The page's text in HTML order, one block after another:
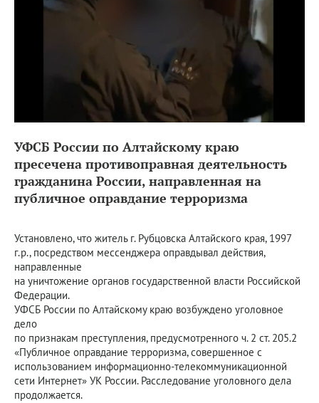
УФСБ России по Алтайскому краю
пресечена противоправная деятельность
гражданина России, направленная на
публичное оправдание терроризма
Установлено, что житель г. Рубцовска Алтайского края, 1997
г.р., посредством мессенджера оправдывал действия,
направленные
на уничтожение органов государственной власти Российской
Федерации.
УФСБ России по Алтайскому краю возбуждено уголовное
дело
по признакам преступления, предусмотренного ч. 2 ст. 205.2
«Публичное оправдание терроризма, совершенное с
использованием информационно-телекоммуникационной
сети Интернет» УК России. Расследование уголовного дела
продолжается.